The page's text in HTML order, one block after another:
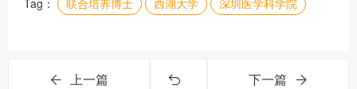
上一篇 下一篇